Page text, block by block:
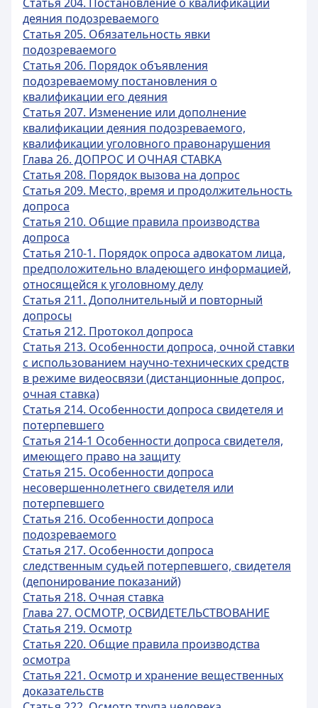
деяния подозреваемого
Статья 205. Обязательность явки
подозреваемого
Статья 206. Порядок объявления
подозреваемому постановления о
квалификации его деяния
Статья 207. Изменение или дополнение
квалификации деяния подозреваемого,
квалификации уголовного правонарушения
Глава 26. ДОПРОС И ОЧНАЯ СТАВКА
Статья 208. Порядок вызова на допрос
Статья 209. Место, время и продолжительность
допроса
Статья 210. Общие правила производства
допроса
Статья 210-1. Порядок опроса адвокатом лица,
предположительно владеющего информацией,
относящейся к уголовному делу
Статья 211. Дополнительный и повторный
допросы
Статья 212. Протокол допроса
Статья 213. Особенности допроса, очной ставки
с использованием научно-технических средств
в режиме видеосвязи (дистанционные допрос,
очная ставка)
Статья 214. Особенности допроса свидетеля и
потерпевшего
Статья 214-1 Особенности допроса свидетеля,
имеющего право на защиту
Статья 215. Особенности допроса
несовершеннолетнего свидетеля или
потерпевшего
Статья 216. Особенности допроса
подозреваемого
Статья 217. Особенности допроса
следственным судьей потерпевшего, свидетеля
(депонирование показаний)
Статья 218. Очная ставка
Глава 27. ОСМОТР, ОСВИДЕТЕЛЬСТВОВАНИЕ
Статья 219. Осмотр
Статья 220. Общие правила производства
осмотра
Статья 221. Осмотр и хранение вещественных
доказательств